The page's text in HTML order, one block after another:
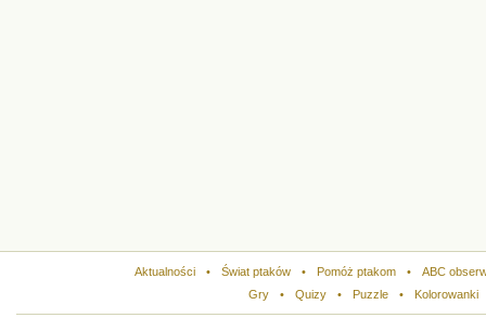
Aktualności • Świat ptaków • Pomóż ptakom •
ABC
Gry
• Quizy • Puzzle • Kolorowanki